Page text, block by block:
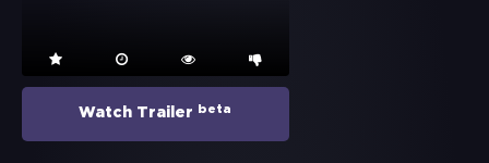
Watch Trailer beta